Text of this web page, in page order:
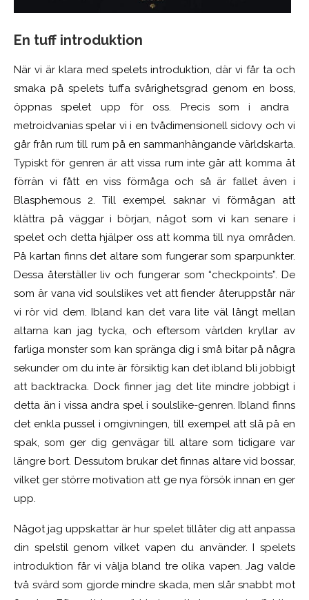
En tuff introduktion
När vi är klara med spelets introduktion, där vi får ta och
smaka på spelets tuffa svårighetsgrad genom en boss,
öppnas spelet upp för oss. Precis som i andra
metroidvaniasspelar vii en tvådimensionell sidovy och vi
går från rum till rum på en sammanhängande världskarta.
Typiskt för genren är att vissa rum inte går att komma åt
förrän vi fått en viss förmåga och så är fallet även i
Blasphemous 2. Till exempel saknar vi förmågan att
klättra på väggar i början, något som vi kan senare i
spelet och dettahjälper oss att komma till nya områden.
På kartan finns det altare som fungerar som sparpunkter.
Dessa återställer liv och fungerar som “checkpoints”. De
som är vana vid soulslikes vet att fiender återuppstår när
vi rör vid dem. Ibland kan det vara lite väl långt mellan
altarna kan jag tycka, och eftersom världen kryllar av
farliga monster som kan spränga dig i små bitar på några
sekunder om du inte är försiktig kan det ibland bli jobbigt
att backtracka. Dock finner jag det lite mindre jobbigt i
detta äni vissa andra spel i soulslike-genren. Ibland finns
det enkla pussel i omgivningen, till exempel att slå på en
spak, som ger dig genvägar till altare som tidigare var
längre bort. Dessutom brukar det finnas altare vid bossar,
vilket ger större motivation att ge nya försök innan en ger
upp.
Något jag uppskattar är hur spelet tillåter dig att anpassa
din spelstil genom vilket vapen du använder. I spelets
introduktion får vi välja bland tre olika vapen. Jag valde
två svärd som gjorde mindre skada, men slår snabbt mot